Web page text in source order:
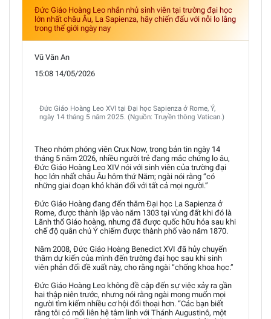
Đức Giáo Hoàng Leo nhắn nhủ sinh viên tại trường đại học
lớn nhất châu Âu, La Sapienza, hãy chiến đấu với nỗi lo lắng
trong thế giới ngày nay
Vũ Văn An
15:08 14/05/2026
Đức Giáo Hoàng Leo XVI tại Đại học Sapienza ở Rome, Ý,
ngày 14 tháng 5 năm 2025. (Nguồn: Truyền thông Vatican.)
Theo nhóm phóng viên Crux Now, trong bản tin ngày 14
tháng 5 năm 2026, nhiều người trẻ đang mắc chứng lo âu,
Đức Giáo Hoàng Leo XIV nói với sinh viên của trường đại
học lớn nhất châu Âu hôm thứ Năm; ngài nói rằng “có
những giai đoạn khó khăn đối với tất cả mọi người.”
Đức Giáo Hoàng đang đến thăm Đại học La Sapienza ở
Rome, được thành lập vào năm 1303 tại vùng đất khi đó là
Lãnh thổ Giáo hoàng, nhưng đã được quốc hữu hóa sau khi
chế độ quân chủ Ý chiếm được thành phố vào năm 1870.
Năm 2008, Đức Giáo Hoàng Benedict XVI đã hủy chuyến
thăm dự kiến của mình đến trường đại học sau khi sinh
viên phản đối đề xuất này, cho rằng ngài “chống khoa học.”
Đức Giáo Hoàng Leo không đề cập đến sự việc xảy ra gần
hai thập niên trước, nhưng nói rằng ngài mong muốn mọi
người tìm kiếm nhiều cơ hội đối thoại hơn. “Các bạn biết
rằng tôi có mối liên hệ tâm linh với Thánh Augustinô, một